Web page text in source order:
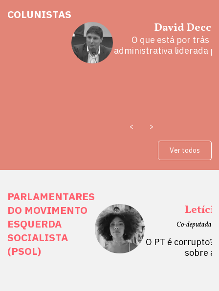
COLUNISTAS
David
O que está por trás
administrativa liderada
< >
Ver todos
PARLAMENTARES
DO MOVIMENTO
ESQUERDA
SOCIALISTA
(PSOL)
Direitos
do Sul, SP)
Mulheres por +
Público abre
Co-deputada
O PT é corrupto?
sobre a